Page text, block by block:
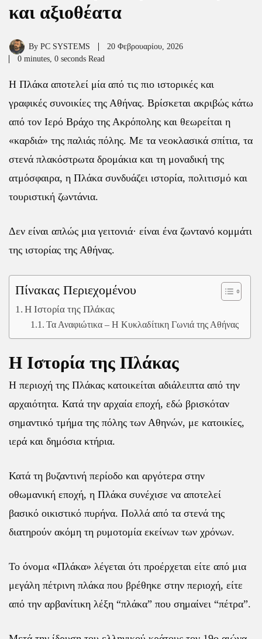
και αξιοθέατα
By PC SYSTEMS
20 Φεβρουαρίου, 2026
0 minutes, 0 seconds Read
Η Πλάκα αποτελεί μία από τις πιο ιστορικές και
γραφικές συνοικίες της Αθήνας. Βρίσκεται ακριβώς κάτω
από τον Ιερό Βράχο της Ακρόπολης και θεωρείται η
«καρδιά» της παλιάς πόλης. Με τα νεοκλασικά σπίτια, τα
στενά πλακόστρωτα δρομάκια και τη μοναδική της
ατμόσφαιρα, η Πλάκα συνδυάζει ιστορία, πολιτισμό και
τουριστική ζωντάνια.
Δεν είναι απλώς μια γειτονιά· είναι ένα ζωντανό κομμάτι
της ιστορίας της Αθήνας.
Πίνακας Περιεχομένου
Η Ιστορία της Πλάκας
Τα Αναφιώτικα – Η Κυκλαδίτικη Γωνιά της Αθήνας
Η Ιστορία της Πλάκας
Η περιοχή της Πλάκας κατοικείται αδιάλειπτα από την
αρχαιότητα. Κατά την αρχαία εποχή, εδώ βρισκόταν
σημαντικό τμήμα της πόλης των Αθηνών, με κατοικίες,
ιερά και δημόσια κτήρια.
Κατά τη βυζαντινή περίοδο και αργότερα στην
οθωμανική εποχή, η Πλάκα συνέχισε να αποτελεί
βασικό οικιστικό πυρήνα. Πολλά από τα στενά της
διατηρούν ακόμη τη ρυμοτομία εκείνων των χρόνων.
Το όνομα «Πλάκα» λέγεται ότι προέρχεται είτε από μια
μεγάλη πέτρινη πλάκα που βρέθηκε στην περιοχή, είτε
από την αρβανίτικη λέξη “πλάκα” που σημαίνει “πέτρα”.